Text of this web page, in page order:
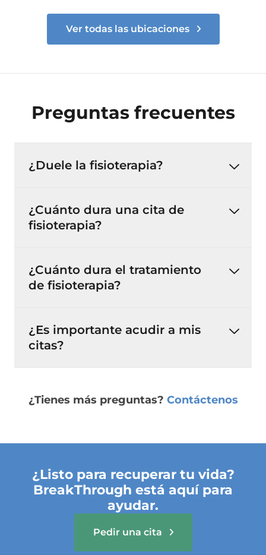
Ver todas las ubicaciones
Preguntas frecuentes
¿Duele la fisioterapia?
¿Cuánto dura una cita de
fisioterapia?
¿Cuánto dura el tratamiento
de fisioterapia?
¿Es importante acudir a mis
citas?
¿Tienes más preguntas? Contáctenos
¿Listo para recuperar tu vida?
BreakThrough está aquí para
ayudar.
Pedir una cita